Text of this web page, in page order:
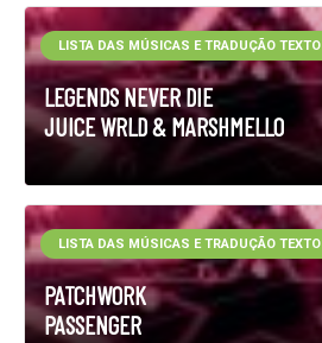
LEGENDS NEVER DIE
JUICE WRLD & MARSHMELLO
LISTA DAS MÚSICAS E TRADUÇÃO TEXTO
PATCHWORK
PASSENGER
LISTA DAS MÚSICAS E TRADUÇÃO TEXTO